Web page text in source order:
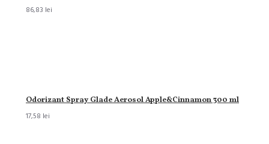
86,83 lei
Odorizant Spray Glade Aerosol Apple&Cinnamon 300 ml
17,58 lei